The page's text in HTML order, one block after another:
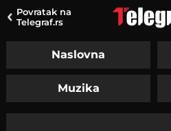
Povratak na
Telegraf.rs
Naslovna
Muzika